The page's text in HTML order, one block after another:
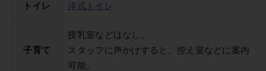
トイレ 洋式トイレ
子育て
授乳室などはなし。
スタッフに声かけすると、控え室などに案内
可能。